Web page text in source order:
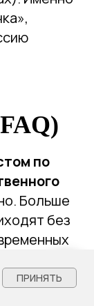
по
Больше
без
вас
и
для
ПРИНЯТЬ